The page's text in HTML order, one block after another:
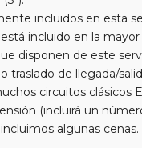
incluidos en esta
incluido en la
disponen de este
traslado de llegada/
circuitos clásicos
(incluirá un
algunas